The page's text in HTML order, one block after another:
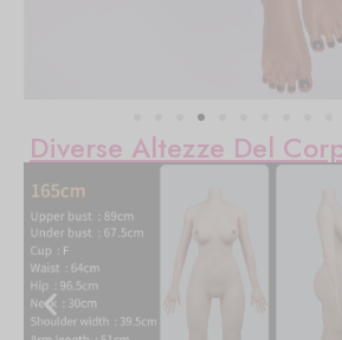
Diverse Altezze Del